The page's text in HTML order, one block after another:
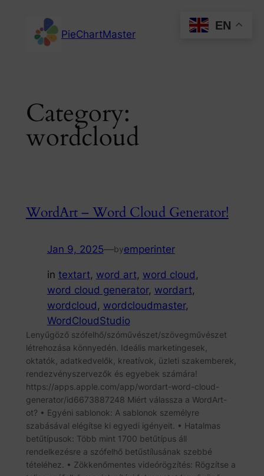
content
PieChartMaster
Category:
wordcloud
WordArt – Word Cloud Generator!
Jan 9, 2025—byemperinter
in textart, word art, word cloud
word cloud generator, wordart
wordcloud , wordcloudmaster
WordCloudStudio
Lenyűgöző szófelhő/szóművészet/szövegművészet
létrehozása könnyedén. Ideális marketingesek,
oktatók, adatkedvelők, kreatívok, üzleti szakemberek,
rendezvényszervezők és egyebek számára!
https://apps.apple.com/app/wordart-word-cloud-
generator/id6673887248 Miért válassza a WordArt-
ot? • Egyéni sablonok: A sablonok személyre
szabásával elégítse ki egyedi igényeit. • Hatalmas
betűtípusok: Több mint 1700 betűtípus áll
rendelkezésre a szófelhő betűstílusának szebbé
tételéhez. • Zökkenőmentes videórögzítés: Rögzítse a
EN